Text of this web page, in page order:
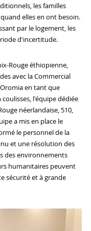
les familles
elles en ont besoin.
par le logement, les
d'incertitude.
Rouge éthiopienne,
avec la Commercial
en tant que
coulisses, l'équipe dédiée
néerlandaise, 510,
a mis en place le
le personnel de la
et une résolution des
des environnements
humanitaires peuvent
sécurité et à grande